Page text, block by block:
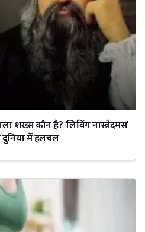
शख्स कौन है? ‘लिविंग नास्त्रेदमस’
दुनिया में हलचल